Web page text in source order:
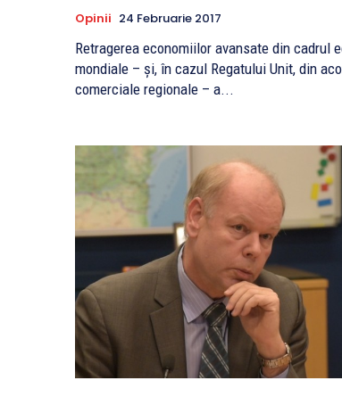
Opinii 24 Februarie 2017
Retragerea economiilor avansate din cadrul
mondiale – și, în cazul Regatului Unit, din
comerciale regionale – a...